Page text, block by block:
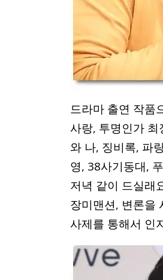
드라마 출연 작품
사랑, 투명인가
와 나, 징비록, 파
영, 38사기동대,
저녁 같이 드실래
장미맨션, 변론을
사제를 통해서 인